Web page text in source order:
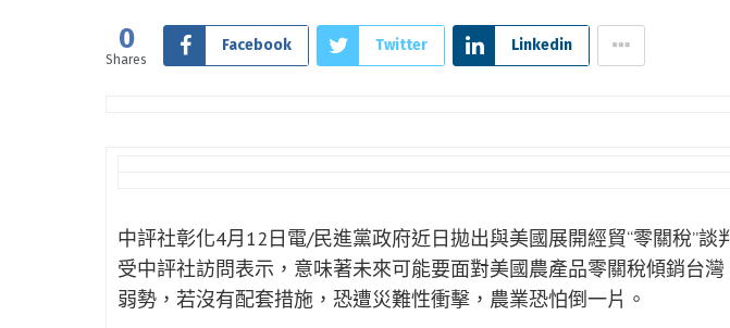
0
Shares
Facebook Twitter Linkedin
中評社彰化4月12日電/民進黨政府近日拋出與美國展開經貿“零關稅”談
受中評社訪問表示，意味著未來可能要面對美國農產品零關稅傾銷台
弱勢，若沒有配套措施，恐遭災難性衝擊，農業恐怕倒一片。